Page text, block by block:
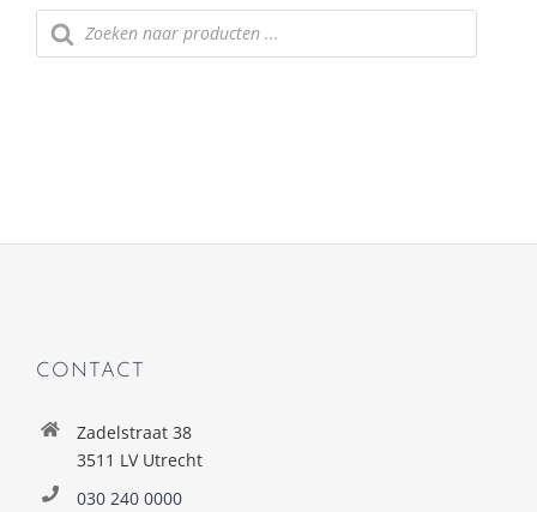
Producten zoeken
CONTACT
Zadelstraat 38
3511 LV Utrecht
030 240 0000